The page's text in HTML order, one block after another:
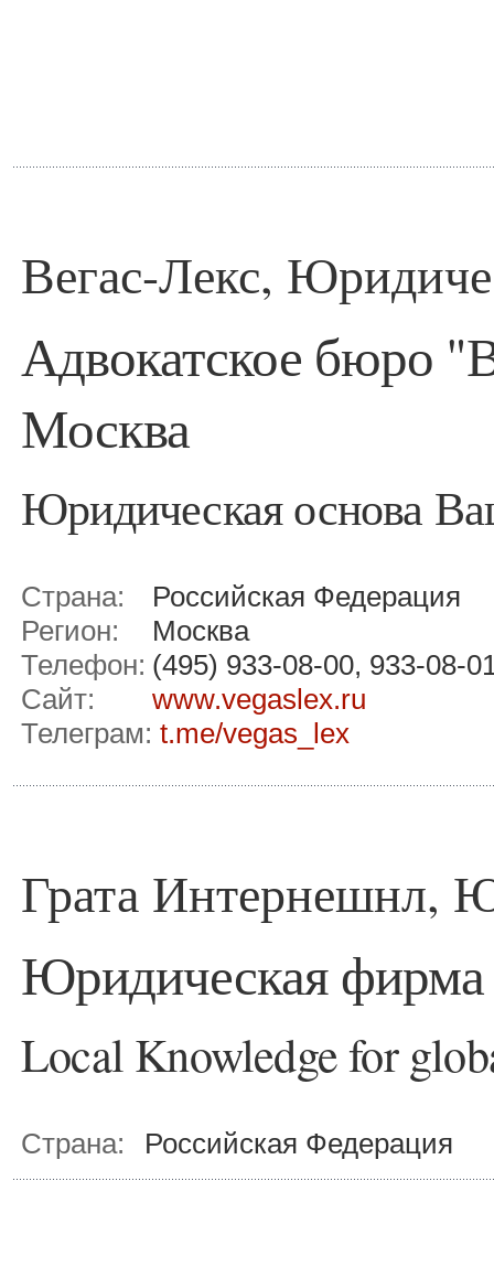
Вегас-Лекс,
Адвокатское бюро
Москва
Юридическая основа
Страна:
Российская Федерация
Регион:
Москва
Телефон: (495) 933-08-00, 933-08-
Сайт:
www.vegaslex.ru
Телеграм: t.me/vegas_lex
Грата Интернешнл,
Юридическая
Local Knowledge for
Страна: Российская Федерация